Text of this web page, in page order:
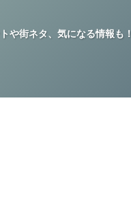
や街ネタ、気になる情報も！